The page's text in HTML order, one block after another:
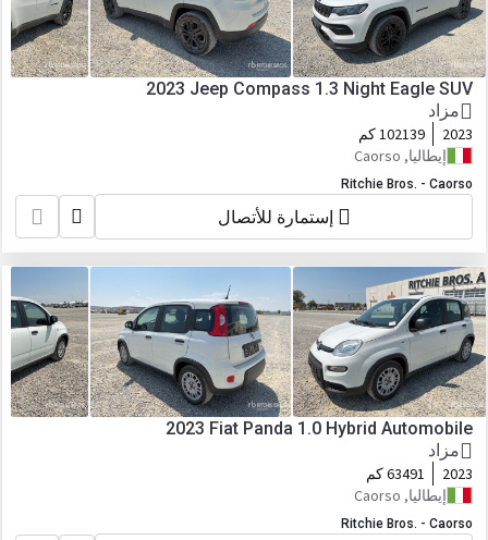
2023 Jeep Compass 1.3 Night Eagle SUV
مزاد
2023
102139 كم
إيطاليا, Caorso
Ritchie Bros. - Caorso
إستمارة للأتصال
2023 Fiat Panda 1.0 Hybrid Automobile
مزاد
2023
63491 كم
إيطاليا, Caorso
Ritchie Bros. - Caorso